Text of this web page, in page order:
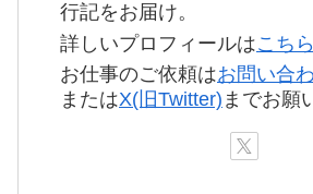
行記をお届け。
詳しいプロフィールはこちら
お仕事のご依頼はお問い合
またはX(旧Twitter) までお願